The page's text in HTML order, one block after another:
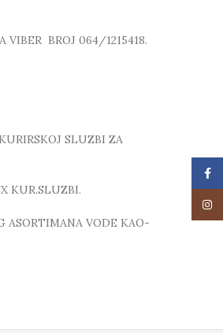
VIBER BROJ 064/1215418.
SLUZBI ZA
KUR.SLUZBI.
ASORTIMANA VODE KAO-